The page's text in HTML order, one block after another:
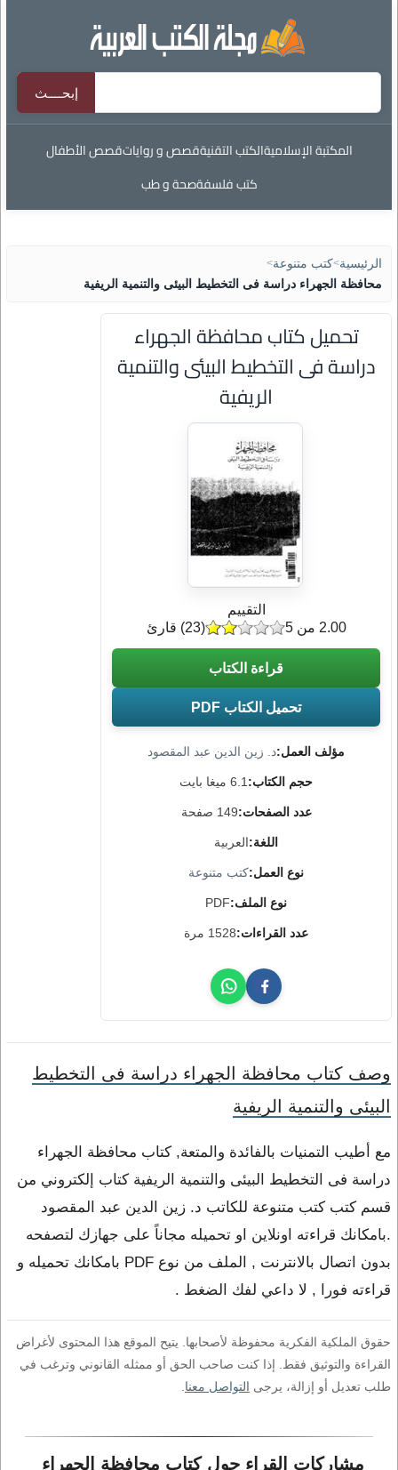
المكتبة الإسلاميةالكتب التقنيةقصص و رواياتقصص الأطفال
كتب فلسفةصحة و طب
الرئيسية>كتب متنوعة>
محافظة الجهراء دراسة فى التخطيط البيئى والتنمية الريفية
تحميل كتاب محافظة الجهراء
دراسة فى التخطيط البيئى والتنمية
الريفية
مؤلف العمل:د. زين الدين عبد المقصود
حجم الكتاب: 6.1 ميغا بايت
عدد الصفحات:149 صفحة
اللغة:العربية
نوع العمل:كتب متنوعة
نوع الملف:PDF
عدد القراءات:1528 مرة
التقييم
(
23) قارئ 2.00 من 5
قراءة الكتاب
تحميل الكتاب PDF
وصف كتاب محافظة الجهراء دراسة فى التخطيط
البيئى والتنمية الريفية
مع أطيب التمنيات بالفائدة والمتعة, كتاب محافظة الجهراء
دراسة فى التخطيط البيئى والتنمية الريفية كتاب إلكتروني من
قسم كتب كتب متنوعة للكاتب د. زين الدين عبد المقصود
.بامكانك قراءته اونلاين او تحميله مجاناً على جهازك لتصفحه
بدون اتصال بالانترنت , الملف من نوع PDF بامكانك تحميله و
قراءته فورا , لا داعي لفك الضغط .
حقوق الملكية الفكرية محفوظة لأصحابها. يتيح الموقع هذا المحتوى لأغراض
القراءة والتوثيق فقط. إذا كنت صاحب الحق أو ممثله القانوني وترغب في
طلب تعديل أو إزالة، يرجى التواصل معنا
مشاركات القراء حول كتاب محافظة الجهراء